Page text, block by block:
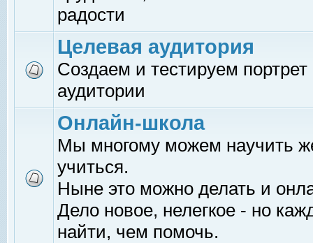
радости
Целевая аудитория
Создаем и тестируем
аудитории
Онлайн-школа
Мы многому можем научить
учиться.
Ныне это можно делать и
Дело новое, нелегкое - но
найти, чем помочь.